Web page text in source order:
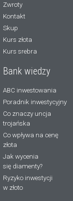
Zwroty
Kontakt
Skup
Kurs złota
Kurs srebra
Bank wiedzy
ABC inwestowania
Poradnik inwestycyjny
Co znaczy uncja
trojańska
Co wpływa na cenę
złota
Jak wycenia
się diamenty?
Ryzyko inwestycji
w złoto